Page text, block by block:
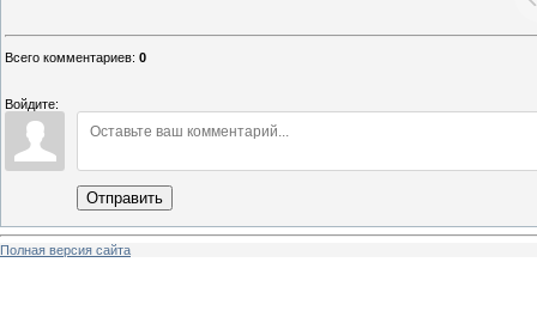
Всего комментариев: 0
Войдите:
Отправить
Полная версия сайта